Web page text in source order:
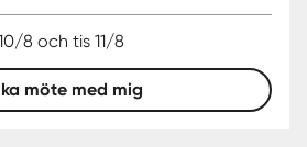
8 och tis 11/8
möte med mig